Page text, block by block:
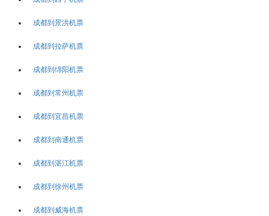
成都到景洪机票
成都到拉萨机票
成都到绵阳机票
成都到常州机票
成都到宜昌机票
成都到南通机票
成都到湛江机票
成都到徐州机票
成都到威海机票